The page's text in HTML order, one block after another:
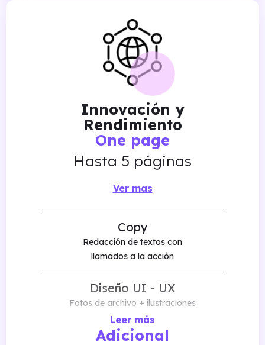
Innovación y
Rendimiento
One page
Hasta 5 páginas
Ver mas
Copy
Redacción de textos con
llamados a la acción
Diseño UI - UX
Fotos de archivo + ilustraciones
100 % amigable
Leer más
Adicional